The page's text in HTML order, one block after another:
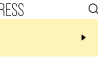
11:31
poutres en aluminium